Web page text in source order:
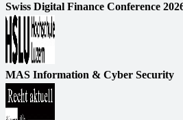
Swiss Digital Finance Conference
MAS Information & Cyber Security